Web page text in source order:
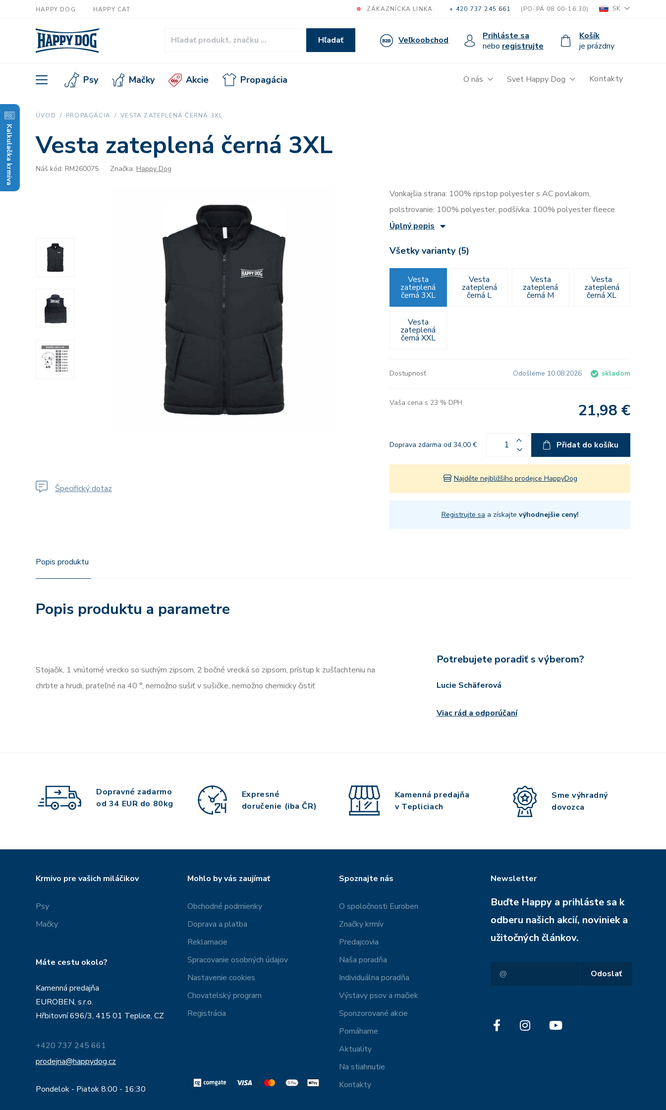
Kalkulačka krmiva
HAPPY DOG HAPPY CAT ZÁKAZNÍCKA LINKA: + 420 737 245 661 (PO-PÁ 08.00-16.30) SK
Hľadať Veľkoobchod
Prihláste sa
nebo registrujte
Košík
je prázdny
Psy Mačky Akcie Propagácia O nás Svet Happy Dog Kontakty
ÚVOD PROPAGÁCIA VESTA ZATEPLENÁ ČERNÁ 3XL
Vesta zateplená černá 3XL
Náš kód: RM260075 Značka: Happy Dog
Špecifický dotaz
Vonkajšia strana: 100% ripstop polyester s AC povlakom,
polstrovanie: 100% polyester, podšívka: 100% polyester fleece
Úplný popis
Všetky varianty (5)
Vesta
zateplená
černá 3XL
Vesta
zateplená
černá L
Vesta
zateplená
černá M
Vesta
zateplená
černá XL
Vesta
zateplená
černá XXL
Dostupnosť Odošleme 10.08.2026 skladom
Vaša cena s 23 % DPH 21,98 €
Doprava zdarma od 34,00 € Přidat do košíku
Najděte nejbližšího prodejce HappyDog
Registrujte sa a získajte výhodnejšie ceny!
Popis produktu
Popis produktu a parametre
Stojačik, 1 vnútorné vrecko so suchým zipsom, 2 bočné vrecká so zipsom, prístup k zušľachteniu na
chrbte a hrudi, prateľné na 40 °, nemožno sušiť v sušičke, nemožno chemicky čistiť
Potrebujete poradiť s výberom?
Lucie Schäferová
Viac rád a odporúčaní
Dopravné zadarmo
od 34 EUR do 80kg
Expresné
doručenie (iba ČR)
Kamenná predajňa
v Tepliciach
Sme výhradný
dovozca
Krmivo pre vašich miláčikov
Psy
Mačky
Máte cestu okolo?
Kamenná predajňa
EUROBEN, s.r.o.
Hřbitovní 696/3, 415 01 Teplice, CZ
+420 737 245 661
prodejna@happydog.cz
Pondelok - Piatok 8:00 - 16:30
Mohlo by vás zaujímať
Obchodné podmienky
Doprava a platba
Reklamacie
Spracovanie osobných údajov
Nastavenie cookies
Chovatelský program
Registrácia
Spoznajte nás
O spoločnosti Euroben
Značky krmív
Predajcovia
Naša poradňa
Individuálna poradňa
Výstavy psov a mačiek
Sponzorované akcie
Pomáhame
Aktuality
Na stiahnutie
Kontakty
Newsletter
Buďte Happy a prihláste sa k
odberu našich akcií, noviniek a
užitočných článkov.
Odoslať